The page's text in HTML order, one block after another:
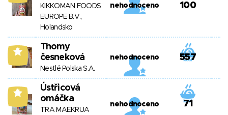
KIKKOMAN FOODS
EUROPE B.V.,
Holandsko
nehodnoceno 100
5
Thomy
česneková
Nestlé Polska S.A.
nehodnoceno 557
5
Ústřicová
omáčka
TRA MAEKRUA
nehodnoceno 71